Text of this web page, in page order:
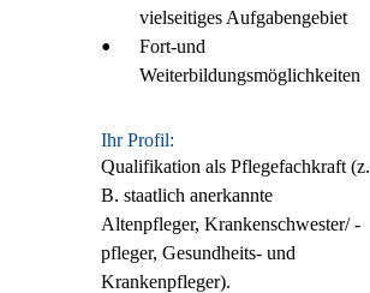
vielseitiges Aufgabengebiet
Fort-und
Weiterbildungsmöglichkeiten
Ihr Profil:
Qualifikation als Pflegefachkraft (z.
B. staatlich anerkannte
Altenpfleger, Krankenschwester/ -
pfleger, Gesundheits- und
Krankenpfleger).